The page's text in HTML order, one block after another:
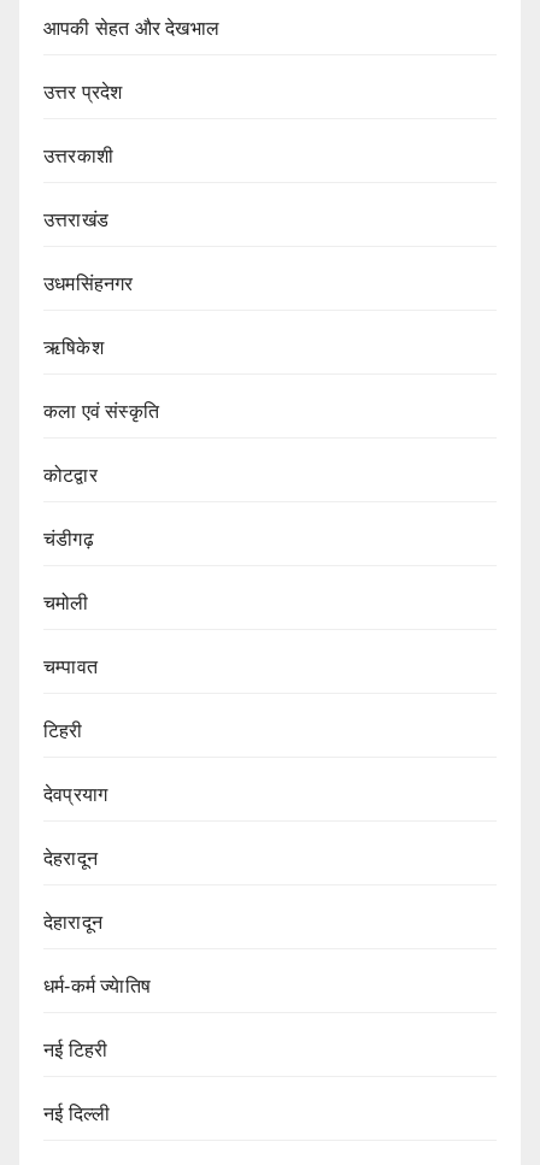
आपकी सेहत और देखभाल
उत्तर प्रदेश
उत्तरकाशी
उत्तराखंड
उधमसिंहनगर
ऋषिकेश
कला एवं संस्कृति
कोटद्वार
चंडीगढ़
चमोली
चम्पावत
टिहरी
देवप्रयाग
देहरादून
देहारादून
धर्म-कर्म ज्येातिष
नई टिहरी
नई दिल्ली